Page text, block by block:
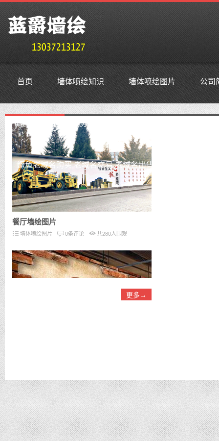
首页 墙体喷绘知识 墙体喷绘图片 公司
鳜鱼外贸抗投诉服务器,免投诉vps,防投诉主机空间,美国
鳜鱼老域名购买,老域名交易,老域名出售,已备案域名,百度
餐厅墙绘图片
墙体喷绘图片 0条评论 共280人围观
更多→